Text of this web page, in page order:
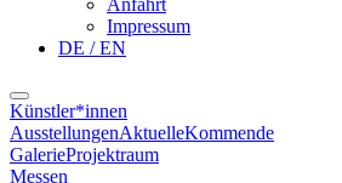
Anfahrt
Impressum
DE / EN
Künstler*innen
AusstellungenAktuelleKommende
GalerieProjektraum
Messen